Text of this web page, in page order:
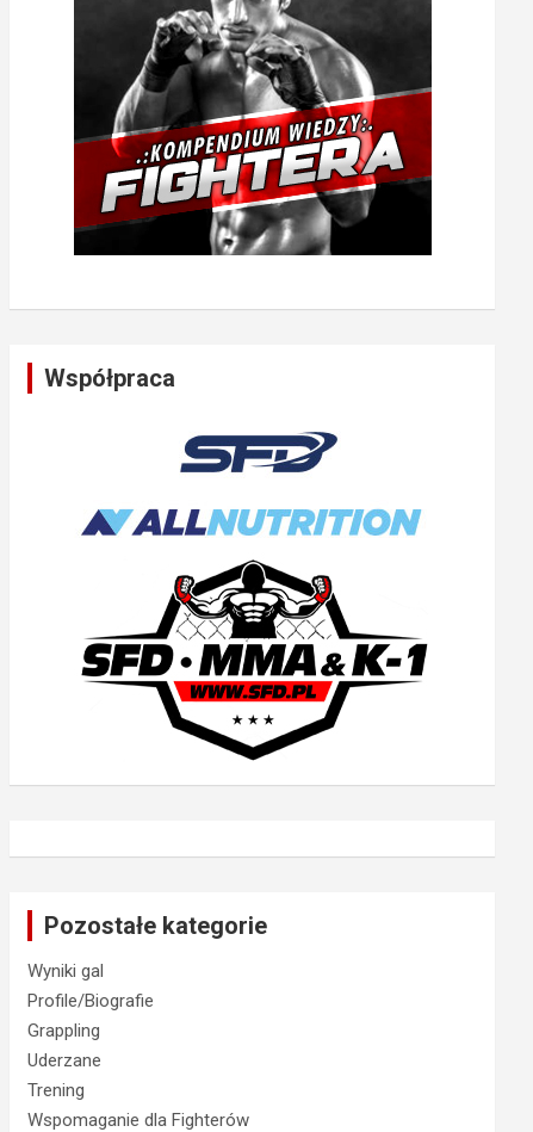
Współpraca
Pozostałe kategorie
Wyniki gal
Profile/Biografie
Grappling
Uderzane
Trening
Wspomaganie dla Fighterów